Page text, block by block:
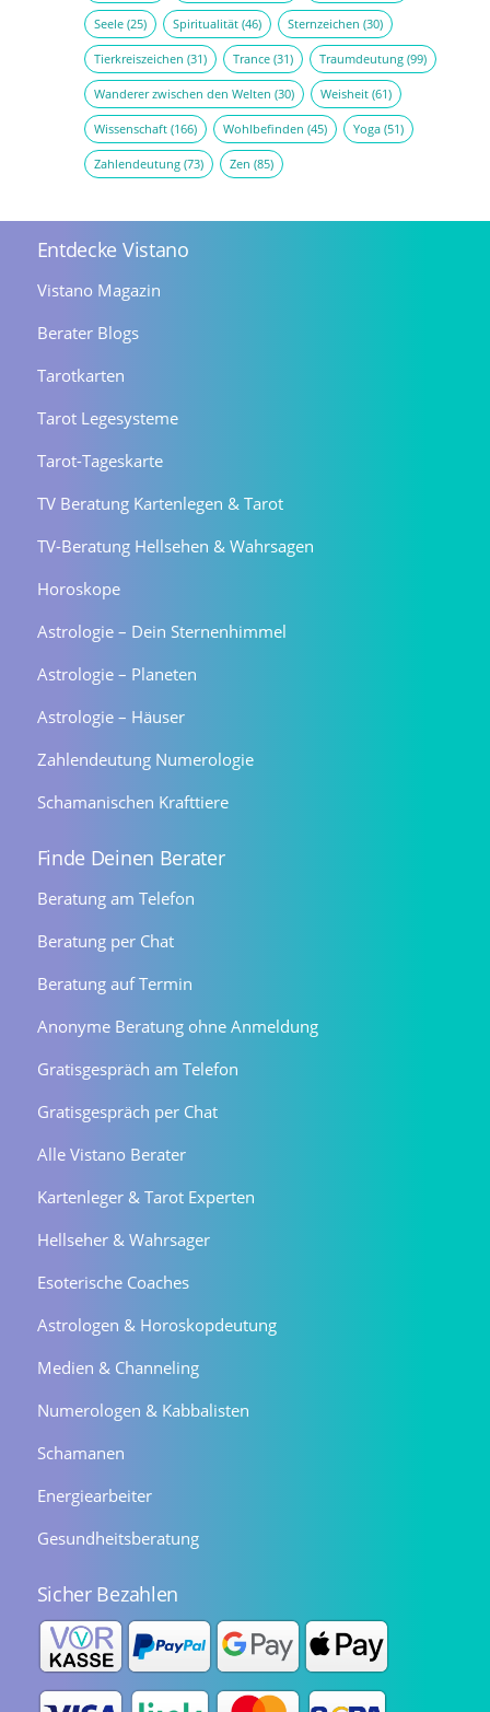
Seele(25) Spiritualität(46) Sternzeichen (30)
Tierkreiszeichen (31) Trance(31) Traumdeutung(99)
Wanderer zwischen den Welten (30) Weisheit(61)
Wissenschaft(166) Wohlbefinden (45) Yoga(51)
Zahlendeutung(73) Zen (85)
Entdecke Vistano
Vistano Magazin
Berater Blogs
Tarotkarten
Tarot Legesysteme
Tarot-Tageskarte
TV Beratung Kartenlegen & Tarot
TV-Beratung Hellsehen & Wahrsagen
Horoskope
Astrologie – Dein Sternenhimmel
Astrologie – Planeten
Astrologie – Häuser
Zahlendeutung Numerologie
Schamanischen Krafttiere
Finde Deinen Berater
Beratung am Telefon
Beratung per Chat
Beratung auf Termin
Anonyme Beratung ohne Anmeldung
Gratisgespräch am Telefon
Gratisgespräch per Chat
Alle Vistano Berater
Kartenleger & Tarot Experten
Hellseher & Wahrsager
Esoterische Coaches
Astrologen & Horoskopdeutung
Medien & Channeling
Numerologen & Kabbalisten
Schamanen
Energiearbeiter
Gesundheitsberatung
Sicher Bezahlen